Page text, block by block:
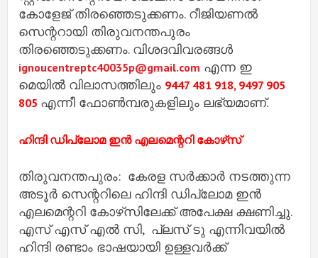
കോളേജ് തിരഞ്ഞെടുക്കണം. റീജിയണല്‍
സെന്ററായി തിരുവനന്തപുരം
തിരഞ്ഞെടുക്കണം. വിശദവിവരങ്ങള്‍
ignoucentreptc40035p@gmail.com എന്ന ഇ
മെയില്‍ വിലാസത്തിലും 9447 481 918, 9497 905
805 എന്നീ ഫോണ്‍മ്പരുകളിലും ലഭ്യമാണ്.
ഹിന്ദി ഡിപ്ലോമ ഇന്‍ എലമെന്ററി കോഴ്‌സ്
തിരുവനന്തപുരം: കേരള സര്‍ക്കാര്‍ നടത്തുന്ന
അടൂര്‍ സെന്ററിലെ ഹിന്ദി ഡിപ്ലോമ ഇന്‍
എലമെന്ററി കോഴ്‌സിലേക്ക് അപേക്ഷ ക്ഷണിച്ചു.
എസ് എസ് എൽ സി, പ്ലസ് ടു എന്നിവയില്‍
ഹിന്ദി രണ്ടാം ഭാഷയായി ഉള്ളവര്‍ക്ക്